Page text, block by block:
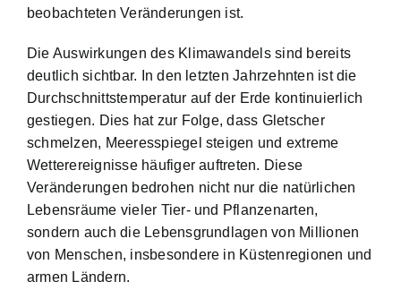
beobachteten Veränderungen ist.
Die Auswirkungen des Klimawandels sind bereits
deutlich sichtbar. In den letzten Jahrzehnten ist die
Durchschnittstemperatur auf der Erde kontinuierlich
gestiegen. Dies hat zur Folge, dass Gletscher
schmelzen, Meeresspiegel steigen und extreme
Wetterereignisse häufiger auftreten. Diese
Veränderungen bedrohen nicht nur die natürlichen
Lebensräume vieler Tier- und Pflanzenarten,
sondern auch die Lebensgrundlagen von Millionen
von Menschen, insbesondere in Küstenregionen und
armen Ländern.